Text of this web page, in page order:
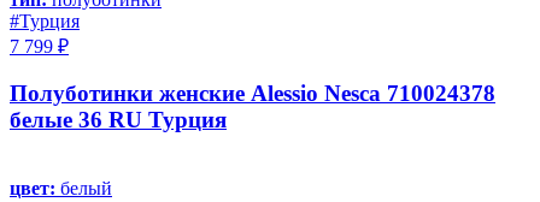
#Турция
7 799 ₽
Полуботинки женские Alessio Nesca 710024378
белые 36 RU Турция
цвет: белый